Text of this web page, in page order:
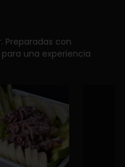
Preparadas con
una experiencia